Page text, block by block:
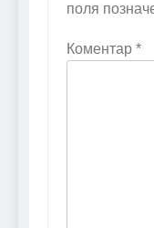
поля
Коментар *